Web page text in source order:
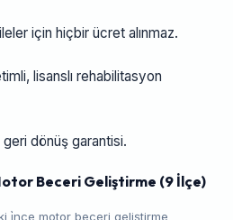
için hiçbir ücret alınmaz.
lisanslı rehabilitasyon
dönüş garantisi.
Beceri Geliştirme (9 İlçe)
i̇nce motor beceri geliştirme